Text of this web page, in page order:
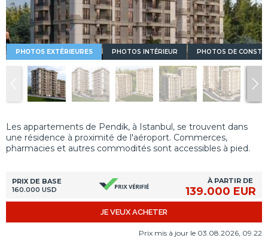
PHOTOS EXTÉRIEURES PHOTOS INTÉRIEUR PHOTOS DE
Les appartements de Pendik, à Istanbul, se trouvent dans
une résidence à proximité de l'aéroport. Commerces,
pharmacies et autres commodités sont accessibles à pied.
PRIX DE BASE
160.000 USD
À PARTIR DE
139.000 EUR
JE VEUX ACHETER
Prix mis à jour le 03.08.2026, 09.22